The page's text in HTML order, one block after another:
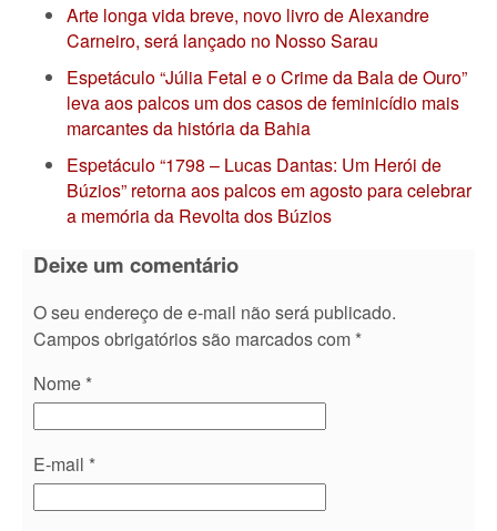
Arte longa vida breve, novo livro de Alexandre
Carneiro, será lançado no Nosso Sarau
Espetáculo “Júlia Fetal e o Crime da Bala de Ouro”
leva aos palcos um dos casos de feminicídio mais
marcantes da história da Bahia
Espetáculo “1798 – Lucas Dantas: Um Herói de
Búzios” retorna aos palcos em agosto para celebrar
a memória da Revolta dos Búzios
Deixe um comentário
O seu endereço de e-mail não será publicado.
Campos obrigatórios são marcados com *
Nome *
E-mail *